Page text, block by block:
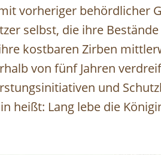
vorheriger behördlicher
selbst, die ihre
kostbaren Zirben
von fünf Jahren
und
heißt: Lang lebe die